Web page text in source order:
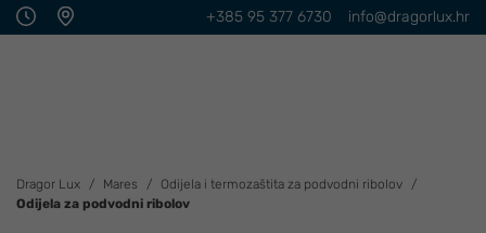
info@dragorlux.hr
+385 95 377 6730
Dragor Lux Mares
Odijela i termozaštita za podvodni ribolov
Odijela za podvodni ribolov